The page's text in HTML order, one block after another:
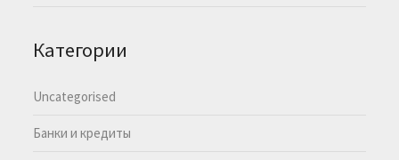
Категории
Uncategorised
Банки и кредиты